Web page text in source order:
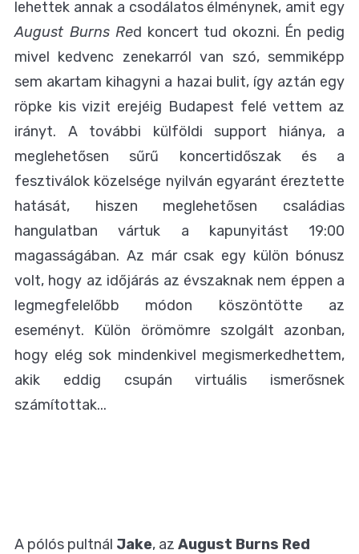
lehettek annak a csodálatos élménynek, amit egy
August Burns Red koncert tud okozni. Én pedig
mivel kedvenc zenekarról van szó, semmiképp
sem akartam kihagyni a hazai bulit, így aztán egy
röpke kis vizit erejéig Budapest felé vettem az
irányt. A további külföldi support hiánya, a
meglehetősen sűrű koncertidőszak és a
fesztiválok közelsége nyilván egyaránt éreztette
hatását, hiszen meglehetősen családias
hangulatban vártuk a kapunyitást 19:00
magasságában. Az már csak egy külön bónusz
volt, hogy az időjárás az évszaknak nem éppen a
legmegfelelőbb módon köszöntötte az
eseményt. Külön örömömre szolgált azonban,
hogy elég sok mindenkivel megismerkedhettem,
akik eddig csupán virtuális ismerősnek
számítottak...
A pólós pultnál Jake, az August Burns Red